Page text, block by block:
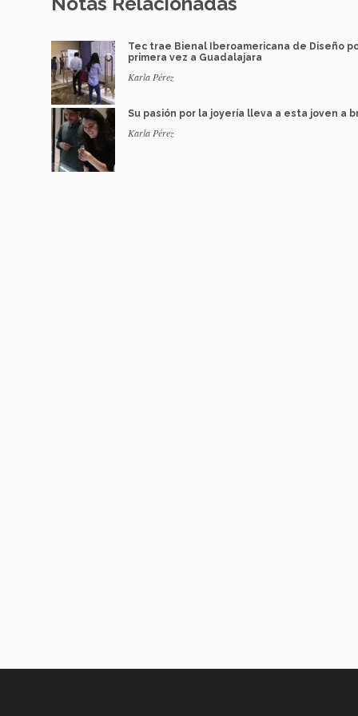
Tec trae Bienal Iberoamericana de Diseño
primera vez a Guadalajara
Karla Pérez
Su pasión por la joyería lleva a esta joven a
Karla Pérez